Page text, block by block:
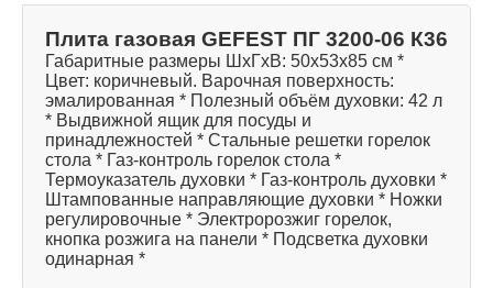
Плита газовая GEFEST ПГ 3200-06 К36
Габаритные размеры ШхГхВ: 50х53х85 см *
Цвет: коричневый. Варочная поверхность:
эмалированная * Полезный объём духовки: 42 л
* Выдвижной ящик для посуды и
принадлежностей * Стальные решетки горелок
стола * Газ-контроль горелок стола *
Термоуказатель духовки * Газ-контроль духовки *
Штампованные направляющие духовки * Ножки
регулировочные * Электророзжиг горелок,
кнопка розжига на панели * Подсветка духовки
одинарная *